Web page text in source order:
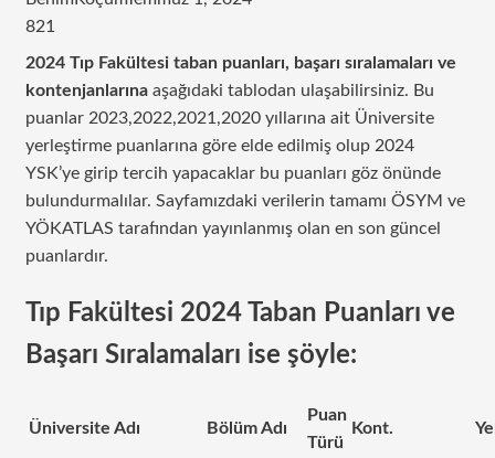
821
2024 Tıp Fakültesi taban puanları, başarı sıralamaları ve
kontenjanlarına aşağıdaki tablodan ulaşabilirsiniz. Bu
puanlar 2023,2022,2021,2020 yıllarına ait Üniversite
yerleştirme puanlarına göre elde edilmiş olup 2024
YSK’ye girip tercih yapacaklar bu puanları göz önünde
bulundurmalılar. Sayfamızdaki verilerin tamamı ÖSYM ve
YÖKATLAS tarafından yayınlanmış olan en son güncel
puanlardır.
Tıp Fakültesi 2024 Taban Puanları ve
Başarı Sıralamaları ise şöyle:
Üniversite Adı Bölüm Adı
Puan
Türü
Kont.